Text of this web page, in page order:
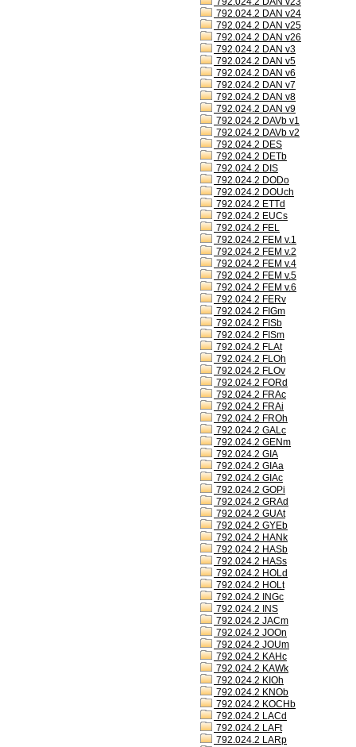
792.024.2 DAN v24
792.024.2 DAN v25
792.024.2 DAN v26
792.024.2 DAN v3
792.024.2 DAN v5
792.024.2 DAN v6
792.024.2 DAN v7
792.024.2 DAN v8
792.024.2 DAN v9
792.024.2 DAVb v1
792.024.2 DAVb v2
792.024.2 DES
792.024.2 DETb
792.024.2 DIS
792.024.2 DODo
792.024.2 DOUch
792.024.2 ETTd
792.024.2 EUCs
792.024.2 FEL
792.024.2 FEM v.1
792.024.2 FEM v.2
792.024.2 FEM v.4
792.024.2 FEM v.5
792.024.2 FEM v.6
792.024.2 FERv
792.024.2 FIGm
792.024.2 FISb
792.024.2 FISm
792.024.2 FLAt
792.024.2 FLOh
792.024.2 FLOv
792.024.2 FORd
792.024.2 FRAc
792.024.2 FRAi
792.024.2 FROh
792.024.2 GALc
792.024.2 GENm
792.024.2 GIA
792.024.2 GIAa
792.024.2 GIAc
792.024.2 GOPi
792.024.2 GRAd
792.024.2 GUAt
792.024.2 GYEb
792.024.2 HANk
792.024.2 HASb
792.024.2 HASs
792.024.2 HOLd
792.024.2 HOLt
792.024.2 INGc
792.024.2 INS
792.024.2 JACm
792.024.2 JOOn
792.024.2 JOUm
792.024.2 KAHc
792.024.2 KAWk
792.024.2 KIOh
792.024.2 KNOb
792.024.2 KOCHb
792.024.2 LACd
792.024.2 LAFt
792.024.2 LARp